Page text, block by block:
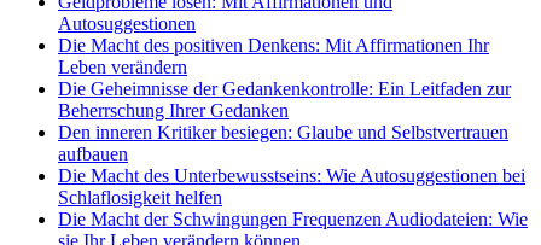
Autosuggestionen
Die Macht des positiven Denkens: Mit Affirmationen Ihr
Leben verändern
Die Geheimnisse der Gedankenkontrolle: Ein Leitfaden zur
Beherrschung Ihrer Gedanken
Den inneren Kritiker besiegen: Glaube und Selbstvertrauen
aufbauen
Die Macht des Unterbewusstseins: Wie Autosuggestionen bei
Schlaflosigkeit helfen
Die Macht der Schwingungen Frequenzen Audiodateien: Wie
sie Ihr Leben verändern können